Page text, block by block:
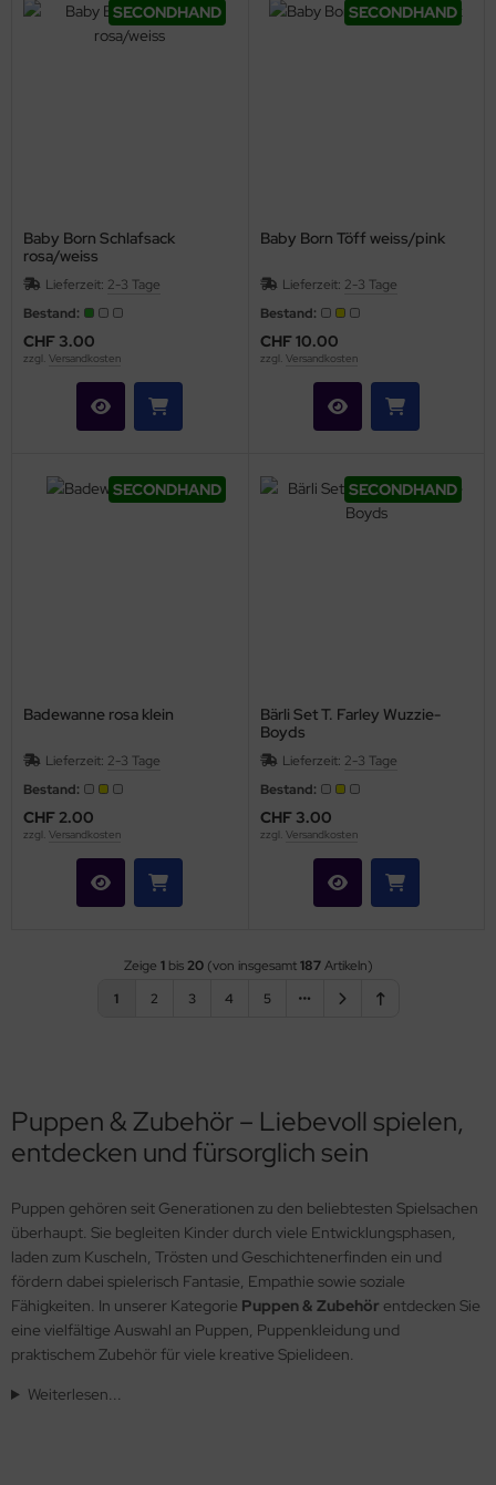
SECONDHAND
Baby Born Schlafsack
rosa/weiss
Lieferzeit: 2-3 Tage
Bestand:
CHF 3.00
zzgl. Versandkosten
SECONDHAND
Baby Born Töff weiss/pink
Lieferzeit: 2-3 Tage
Bestand:
CHF 10.00
zzgl. Versandkosten
SECONDHAND
Badewanne rosa klein
Lieferzeit: 2-3 Tage
Bestand:
CHF 2.00
zzgl. Versandkosten
SECONDHAND
Bärli Set T. Farley Wuzzie-
Boyds
Lieferzeit: 2-3 Tage
Bestand:
CHF 3.00
zzgl. Versandkosten
Zeige 1bis20(von insgesamt187Artikeln)
1
2 3 4 5
Puppen & Zubehör – Liebevoll spielen,
entdecken und fürsorglich sein
Puppen gehören seit Generationen zu den beliebtesten Spielsachen
überhaupt. Sie begleiten Kinder durch viele Entwicklungsphasen,
laden zum Kuscheln, Trösten und Geschichtenerfinden ein und
fördern dabei spielerisch Fantasie, Empathie sowie soziale
Fähigkeiten. In unserer Kategorie Puppen & Zubehör entdecken Sie
eine vielfältige Auswahl an Puppen, Puppenkleidung und
praktischem Zubehör für viele kreative Spielideen.
Weiterlesen...